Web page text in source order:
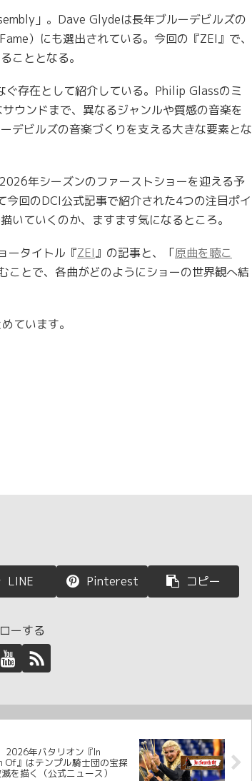
」。Dave Glydeは長年ブルーデビルズの
）にも選出されている。今回の『ZEI』で、
こととなる。
存在として紹介している。Philip Glassのミ
ウンドまで、異なるジャンルや質感の音楽を
デビルズの音楽づくりを支える大きな要素とな
年シーズンのファーストショーを迎える予
回のDCI公式記事で紹介された4つの注目ポイ
いていくのか、ますます気になるところ。
ータイトル『ZEI』の記事と、「原曲を聴こ
ことで、各曲がどのようにショーの世界観へ結
ています。
LINE Pinterest コピー
ーする
】2026年バタリオン『In
Of』はテンプル騎士団の宝探
を描く（公式ニュース）